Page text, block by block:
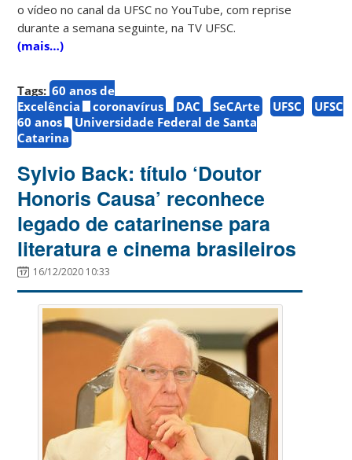
o vídeo no canal da UFSC no YouTube, com reprise
durante a semana seguinte, na TV UFSC.
(mais…)
Tags: 60 anos de
Excelência
coronavírus DAC SeCArte UFSC
UFSC
60 anos
Universidade Federal de Santa
Catarina
Sylvio Back: título ‘Doutor
Honoris Causa’ reconhece
legado de catarinense para
literatura e cinema brasileiros
16/12/2020 10:33